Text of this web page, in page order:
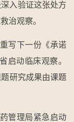
入验证这张处方
治观察。
写下一份《承诺
启动临床观察。
研究成果由课题
管理局紧急启动